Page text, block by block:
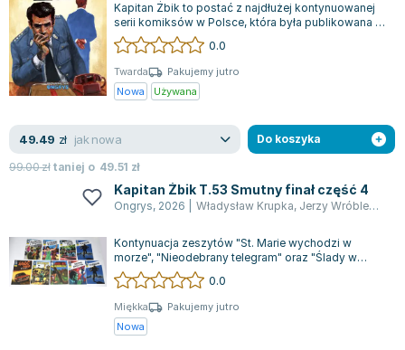
Jo Nesbo
Katarzyna Miller
Antoine de Saint Exupery
Lew Tołstoj
Paulina Młynarska
ks. Piotr Pawlukiewicz
Jarosław Sokołowski
Michael Scott
Piotr Semka
Joseph Murphy
Kapitan Żbik to postać z najdłużej kontynuowanej
serii komiksów w Polsce, która była publikowana w
latach 1968-1982. W okresie PRL...
0.0
Twarda
Pakujemy jutro
Nowa
Używana
49.49 zł jak nowa
99.00złtaniej o 49.51 zł
Do koszyka
Kapitan Żbik T.53 Smutny finał część 4
Ongrys, 2026 Władysław Krupka, Jerzy Wróblewski
Kontynuacja zeszytów "St. Marie wychodzi w
morze", "Nieodebrany telegram" oraz "Ślady w
lesie" wprowadza nas w nową zagadkę krymin...
0.0
Miękka
Pakujemy jutro
Nowa